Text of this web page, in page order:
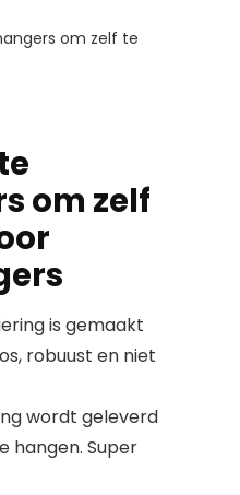
om zelf te
om zelf
is gemaakt
robuust en niet
wordt geleverd
hangen. Super